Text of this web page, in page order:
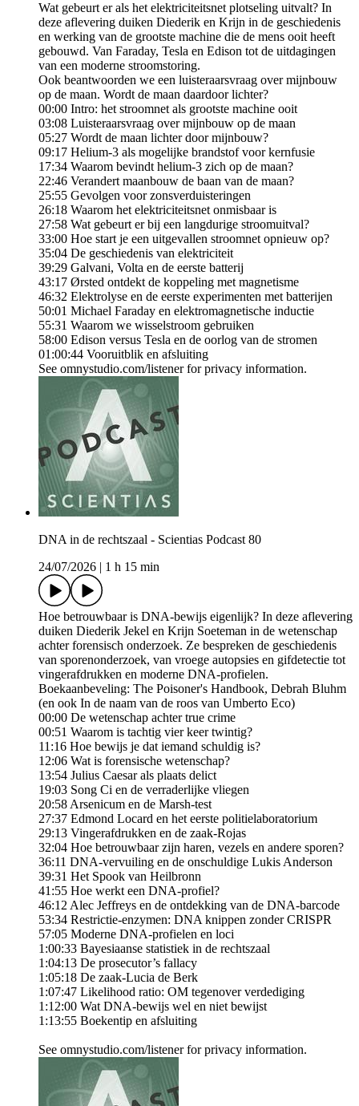
Wat gebeurt er als het elektriciteitsnet plotseling uitvalt? In
deze aflevering duiken Diederik en Krijn in de geschiedenis
en werking van de grootste machine die de mens ooit heeft
gebouwd. Van Faraday, Tesla en Edison tot de uitdagingen
van een moderne stroomstoring.
Ook beantwoorden we een luisteraarsvraag over mijnbouw
op de maan. Wordt de maan daardoor lichter?
00:00 Intro: het stroomnet als grootste machine ooit
03:08 Luisteraarsvraag over mijnbouw op de maan
05:27 Wordt de maan lichter door mijnbouw?
09:17 Helium-3 als mogelijke brandstof voor kernfusie
17:34 Waarom bevindt helium-3 zich op de maan?
22:46 Verandert maanbouw de baan van de maan?
25:55 Gevolgen voor zonsverduisteringen
26:18 Waarom het elektriciteitsnet onmisbaar is
27:58 Wat gebeurt er bij een langdurige stroomuitval?
33:00 Hoe start je een uitgevallen stroomnet opnieuw op?
35:04 De geschiedenis van elektriciteit
39:29 Galvani, Volta en de eerste batterij
43:17 Ørsted ontdekt de koppeling met magnetisme
46:32 Elektrolyse en de eerste experimenten met batterijen
50:01 Michael Faraday en elektromagnetische inductie
55:31 Waarom we wisselstroom gebruiken
58:00 Edison versus Tesla en de oorlog van de stromen
01:00:44 Vooruitblik en afsluiting
See omnystudio.com/listener for privacy information.
DNA in de rechtszaal - Scientias Podcast 80
24/07/2026
1 h 15 min
Hoe betrouwbaar is DNA-bewijs eigenlijk? In deze aflevering
duiken Diederik Jekel en Krijn Soeteman in de wetenschap
achter forensisch onderzoek. Ze bespreken de geschiedenis
van sporenonderzoek, van vroege autopsies en gifdetectie tot
vingerafdrukken en moderne DNA-profielen.
Boekaanbeveling: The Poisoner's Handbook, Debrah Bluhm
(en ook In de naam van de roos van Umberto Eco)
00:00 De wetenschap achter true crime
00:51 Waarom is tachtig vier keer twintig?
11:16 Hoe bewijs je dat iemand schuldig is?
12:06 Wat is forensische wetenschap?
13:54 Julius Caesar als plaats delict
19:03 Song Ci en de verraderlijke vliegen
20:58 Arsenicum en de Marsh-test
27:37 Edmond Locard en het eerste politielaboratorium
29:13 Vingerafdrukken en de zaak-Rojas
32:04 Hoe betrouwbaar zijn haren, vezels en andere sporen?
36:11 DNA-vervuiling en de onschuldige Lukis Anderson
39:31 Het Spook van Heilbronn
41:55 Hoe werkt een DNA-profiel?
46:12 Alec Jeffreys en de ontdekking van de DNA-barcode
53:34 Restrictie-enzymen: DNA knippen zonder CRISPR
57:05 Moderne DNA-profielen en loci
1:00:33 Bayesiaanse statistiek in de rechtszaal
1:04:13 De prosecutor’s fallacy
1:05:18 De zaak-Lucia de Berk
1:07:47 Likelihood ratio: OM tegenover verdediging
1:12:00 Wat DNA-bewijs wel en niet bewijst
1:13:55 Boekentip en afsluiting
See omnystudio.com/listener for privacy information.